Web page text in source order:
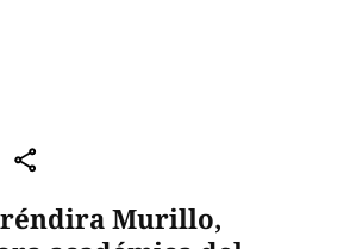
comparte
Murillo,